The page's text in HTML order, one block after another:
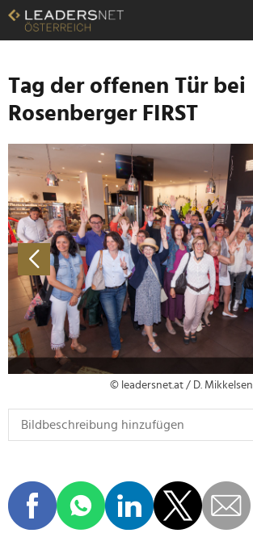
Zum
Inhalt
Zur
Navigation
Zur
Hauptnavigation
Tag der offenen Tür bei
Rosenberger FIRST
© leadersnet.at / D. Mikkelsen